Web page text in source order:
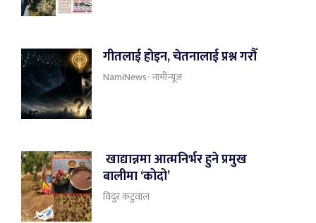
गीतलाई होइन, चेतनालाई प्रश्न गरौँ
NamiNews- नामीन्यूज
खाद्यान्नमा आत्मनिर्भर हुने प्रमुख
बालीमा ‘कोदो’
विदुर कटुवाल